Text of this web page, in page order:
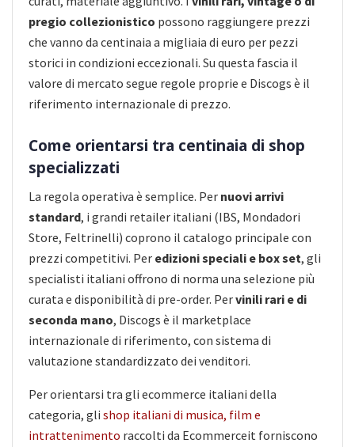
pregio collezionistico possono raggiungere prezzi
che vanno da centinaia a migliaia di euro per pezzi
storici in condizioni eccezionali. Su questa fascia il
valore di mercato segue regole proprie e Discogs è il
riferimento internazionale di prezzo.
Come orientarsi tra centinaia di shop
specializzati
La regola operativa è semplice. Per nuovi arrivi
standard, i grandi retailer italiani (IBS, Mondadori
Store, Feltrinelli) coprono il catalogo principale con
prezzi competitivi. Per edizioni speciali e box set, gli
specialisti italiani offrono di norma una selezione più
curata e disponibilità di pre-order. Pervinili rari e di
seconda mano, Discogs è il marketplace
internazionale di riferimento, con sistema di
valutazione standardizzato dei venditori.
Per orientarsi tra gli ecommerce italiani della
categoria, gli shop italiani di musica, film e
intrattenimento raccolti da Ecommerceit forniscono